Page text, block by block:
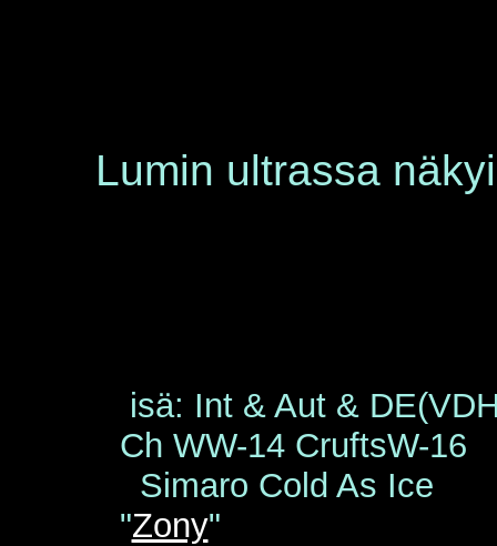
Lumin ultrassa
isä: Int & Aut &
Ch WW-14 CruftsW-16
Simaro Cold As Ice
"Zony"